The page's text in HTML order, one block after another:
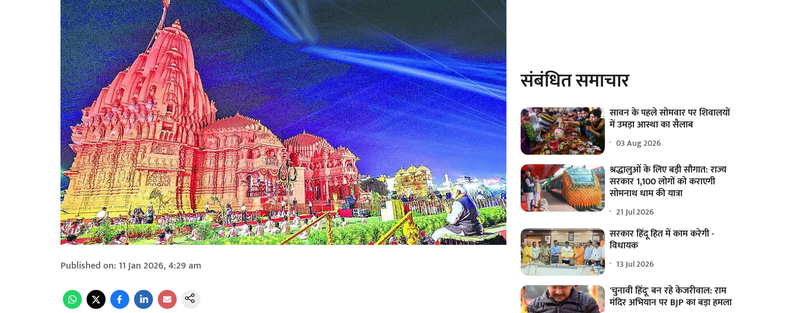
Published on: 11 Jan 2026, 4:29 am
संबंधित समाचार
सावन के पहले सोमवार पर शिवालयों
में उमड़ा आस्था का सैलाब
03 Aug 2026
श्रद्धालुओं के लिए बड़ी सौगात: राज्य
सरकार 1,100 लोगों को कराएगी
सोमनाथ धाम की यात्रा
21 Jul 2026
सरकार हिंदू हित में काम करेगी -
विधायक
13 Jul 2026
'चुनावी हिंदू' बन रहे केजरीवाल: राम
मंदिर अभियान पर BJP का बड़ा हमला